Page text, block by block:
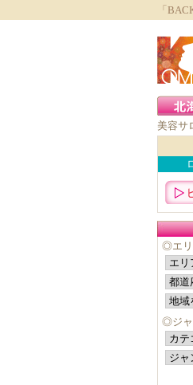
「
美容サ
◎エリ
◎ジャ